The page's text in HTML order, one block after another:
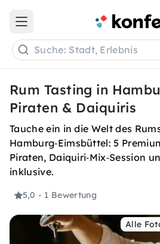
Open main menu
Suche: Stadt, Erlebnis
Rum Tasting in
Piraten & Daiquiris
Tauche ein in die Welt des
Hamburg‑Eimsbüttel: 5
Piraten, Daiquiri‑Mix‑Session
inklusive.
5,0 - 1 Bewertung
Alle